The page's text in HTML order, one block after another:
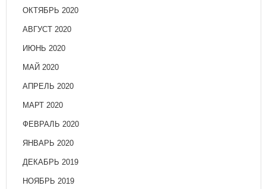
ОКТЯБРЬ 2020
АВГУСТ 2020
ИЮНЬ 2020
МАЙ 2020
АПРЕЛЬ 2020
МАРТ 2020
ФЕВРАЛЬ 2020
ЯНВАРЬ 2020
ДЕКАБРЬ 2019
НОЯБРЬ 2019